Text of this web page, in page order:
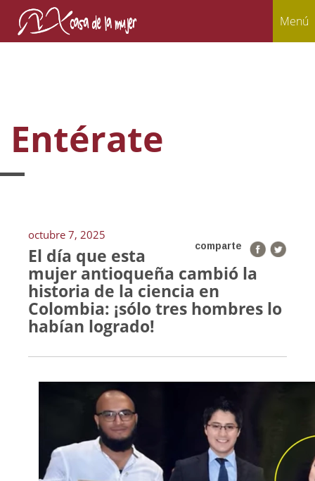
Menú
Entérate
octubre 7, 2025
comparte
El día que esta
mujer antioqueña cambió la
historia de la ciencia en
Colombia: ¡sólo tres hombres lo
habían logrado!